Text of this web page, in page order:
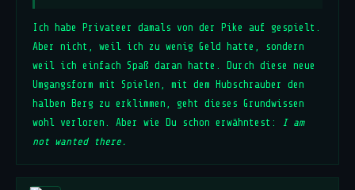
Ich habe Privateer damals von der Pike auf gespielt.
Aber nicht, weil ich zu wenig Geld hatte, sondern
weil ich einfach Spaß daran hatte. Durch diese neue
Umgangsform mit Spielen, mit dem Hubschrauber den
halben Berg zu erklimmen, geht dieses Grundwissen
wohl verloren. Aber wie Du schon erwähntest: I am
not wanted there.